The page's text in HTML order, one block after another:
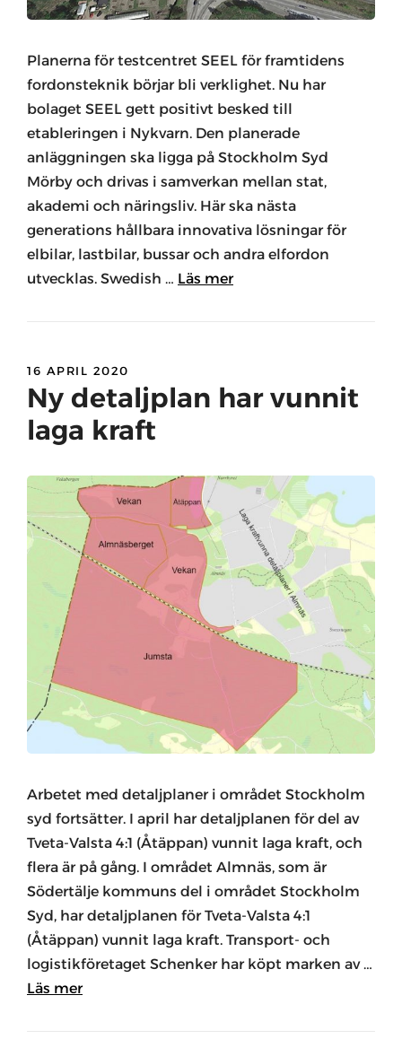
Planerna för testcentret SEEL för framtidens
fordonsteknik börjar bli verklighet. Nu har
bolaget SEEL gett positivt besked till
etableringen i Nykvarn. Den planerade
anläggningen ska ligga på Stockholm Syd
Mörby och drivas i samverkan mellan stat,
akademi och näringsliv. Här ska nästa
generations hållbara innovativa lösningar för
elbilar, lastbilar, bussar och andra elfordon
utvecklas. Swedish … Läs mer
16 APRIL 2020
Ny detaljplan har vunnit
laga kraft
Arbetet med detaljplaner i området Stockholm
syd fortsätter. I april har detaljplanen för del av
Tveta-Valsta 4:1 (Åtäppan) vunnit laga kraft, och
flera är på gång. I området Almnäs, som är
Södertälje kommuns del i området Stockholm
Syd, har detaljplanen för Tveta-Valsta 4:1
(Åtäppan) vunnit laga kraft. Transport- och
logistikföretaget Schenker har köpt marken av …
Läs mer